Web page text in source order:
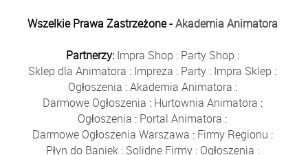
Wszelkie Prawa Zastrzeżone -Akademia Animatora
Partnerzy: Impra Shop : Party Shop :
Sklep dla Animatora : Impreza : Party : Impra Sklep :
Ogłoszenia :Akademia Animatora :
Darmowe Ogłoszenia : Hurtownia Animatora :
Ogłoszenia : Portal Animatora :
Darmowe Ogłoszenia Warszawa : Firmy Regionu :
Płyn do Baniek: Solidne Firmy: Ogłoszenia :